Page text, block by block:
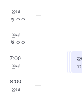
ညနေ
၅း၀၀
ညနေ
၆း၀၀
7:00
ညနေ
8:00
ညနေ
သ
ည
အခမဲ့ Zumba သင်တန်းများ
သ
ည
အခမဲ့ Zumba သင်တန်းများ
ည
အခမဲ့ ယေ